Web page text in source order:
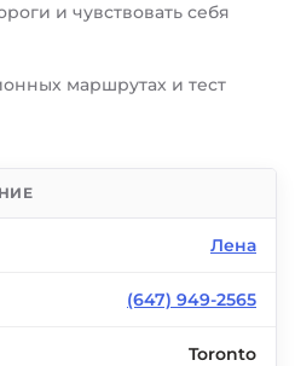
и чувствовать себя
маршрутах и тест
Лена
(647) 949-2565
Toronto